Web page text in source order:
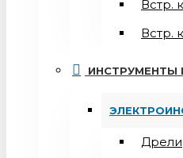
Встр.
Встр.
ИНСТРУМЕНТЫ
Дрели